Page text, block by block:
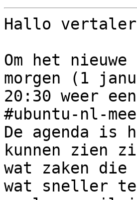
Hallo
Om het
morgen (1
20:30 weer
#ubuntu-nl-
De agenda
kunnen zien
wat zaken die
wat sneller